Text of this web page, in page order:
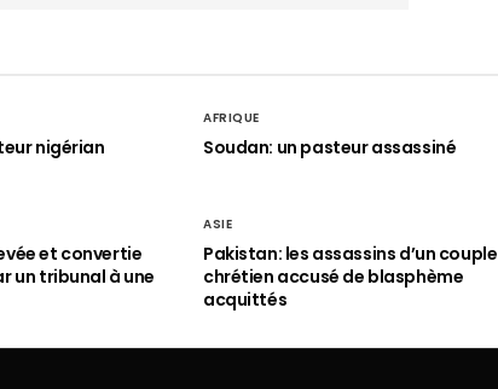
nigérian
AFRIQUE
Soudan: un pasteur assassiné
et convertie
un tribunal à une
ASIE
Pakistan: les assassins d’un couple
chrétien accusé de blasphème
acquittés